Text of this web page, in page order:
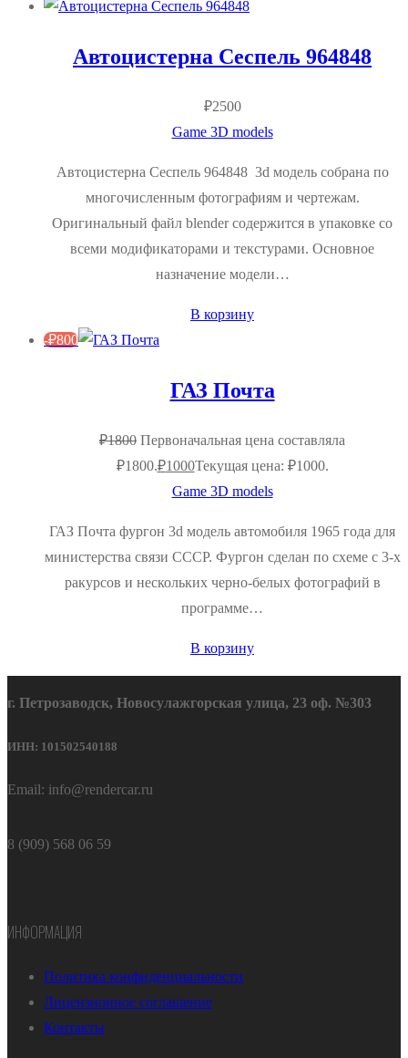
Автоцистерна Сеспель 964848
₽2500
Game 3D models
Автоцистерна Сеспель 964848 3d модель собрана по
многочисленным фотографиям и чертежам.
Оригинальный файл blender содержится в упаковке со
всеми модификаторами и текстурами. Основное
назначение модели…
В корзину
-₽800
ГАЗ Почта
₽1800 Первоначальная цена составляла
₽1800.₽1000Текущая цена: ₽1000.
Game 3D models
ГАЗ Почта фургон 3d модель автомобиля 1965 года для
министерства связи СССР. Фургон сделан по схеме с 3-х
ракурсов и нескольких черно-белых фотографий в
программе…
В корзину
г. Петрозаводск, Новосулажгорская улица, 23 оф. №303
ИНН: 101502540188
Email: info@rendercar.ru
8 (909) 568 06 59
ИНФОРМАЦИЯ
Политика конфиденциальности
Лицензионное соглашение
Контакты